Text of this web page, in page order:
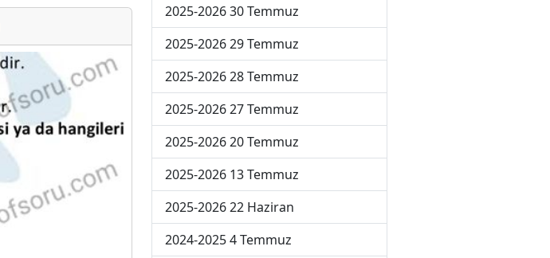
2025-2026 30 Temmuz
2025-2026 29 Temmuz
2025-2026 28 Temmuz
2025-2026 27 Temmuz
2025-2026 20 Temmuz
2025-2026 13 Temmuz
2025-2026 22 Haziran
2024-2025 4 Temmuz